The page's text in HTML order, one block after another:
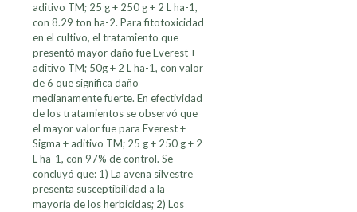
aditivo TM; 25 g + 250 g + 2 L ha-1,
con 8.29 ton ha-2. Para fitotoxicidad
en el cultivo, el tratamiento que
presentó mayor daño fue Everest +
aditivo TM; 50g + 2 L ha-1, con valor
de 6 que significa daño
medianamente fuerte. En efectividad
de los tratamientos se observó que
el mayor valor fue para Everest +
Sigma + aditivo TM; 25 g + 250 g + 2
L ha-1, con 97% de control. Se
concluyó que: 1) La avena silvestre
presenta susceptibilidad a la
mayoría de los herbicidas; 2) Los